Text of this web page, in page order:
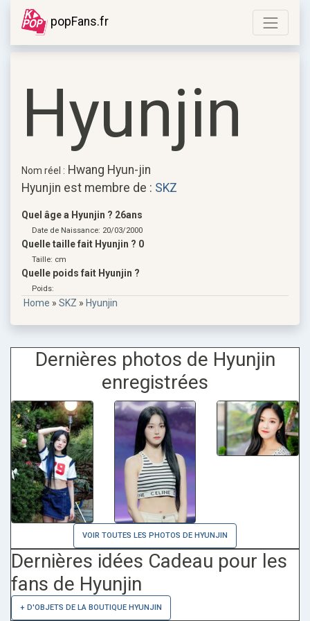
popFans.fr
Hyunjin
Nom réel : Hwang Hyun-jin
Hyunjin est membre de : SKZ
Quel âge a Hyunjin ? 26ans
Date de Naissance: 20/03/2000
Quelle taille fait Hyunjin ? 0
Taille: cm
Quelle poids fait Hyunjin ?
Poids:
Home » SKZ » Hyunjin
Dernières photos de Hyunjin
enregistrées
VOIR TOUTES LES PHOTOS DE HYUNJIN
Dernières idées Cadeau pour les
fans de Hyunjin
+ D'OBJETS DE LA BOUTIQUE HYUNJIN